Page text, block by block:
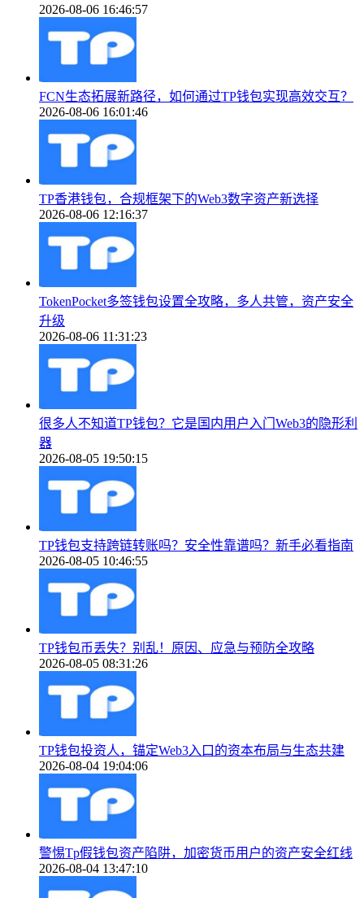
2026-08-06 16:46:57
FCN生态拓展新路径，如何通过TP钱包实现高效交互？
2026-08-06 16:01:46
TP香港钱包，合规框架下的Web3数字资产新选择
2026-08-06 12:16:37
TokenPocket多签钱包设置全攻略，多人共管，资产安全
升级
2026-08-06 11:31:23
很多人不知道TP钱包？它是国内用户入门Web3的隐形利
器
2026-08-05 19:50:15
TP钱包支持跨链转账吗？安全性靠谱吗？新手必看指南
2026-08-05 10:46:55
TP钱包币丢失？别乱！原因、应急与预防全攻略
2026-08-05 08:31:26
TP钱包投资人，锚定Web3入口的资本布局与生态共建
2026-08-04 19:04:06
警惕Tp假钱包资产陷阱，加密货币用户的资产安全红线
2026-08-04 13:47:10